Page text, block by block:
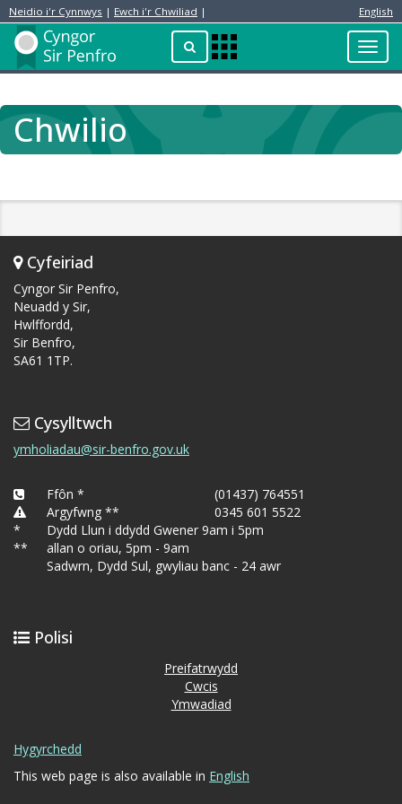
Neidio i'r Cynnwys | Ewch i'r Chwiliad | English
ChwilioApps
Menu
Preswylydd
Chwilio
Cyfeiriad
Cyngor Sir Penfro,
Neuadd y Sir,
Hwlffordd,
Sir Benfro,
SA61 1TP.
Cysylltwch
ymholiadau@sir-benfro.gov.uk
Ffôn *
(01437) 764551
Argyfwng **
0345 601 5522
*
Dydd Llun i ddydd Gwener 9am i 5pm
**
allan o oriau, 5pm - 9am
Sadwrn, Dydd Sul, gwyliau banc - 24 awr
Polisi
Preifatrwydd
Cwcis
Ymwadiad
Hygyrchedd
This web page is also available in English